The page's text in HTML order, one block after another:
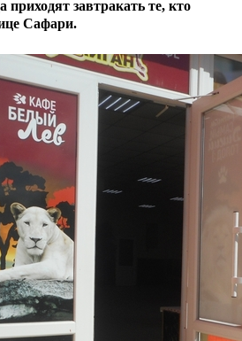
завтракать те, кто
Сафари.